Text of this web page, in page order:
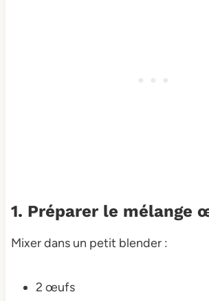
1. Préparer le mélange
Mixer dans un petit blender :
2 œufs